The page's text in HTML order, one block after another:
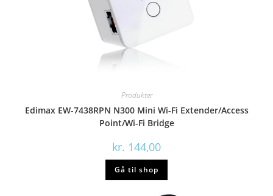
Produkter
Edimax EW-7438RPN N300 Mini Wi-Fi Extender/Access
Point/Wi-Fi Bridge
kr. 144,00
Gå til shop